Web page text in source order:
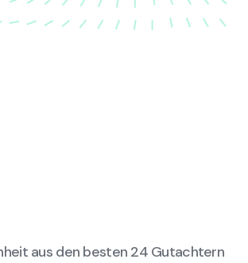
aus den besten 24 Gutachtern